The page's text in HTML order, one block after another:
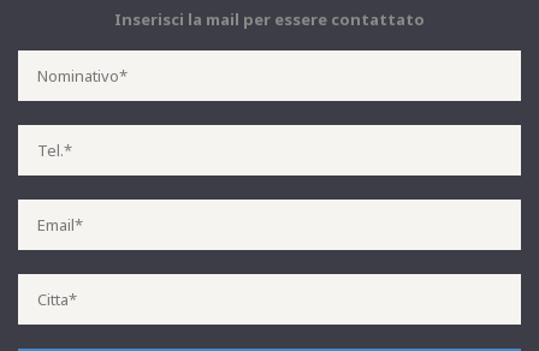
Inserisci la mail per essere contattato